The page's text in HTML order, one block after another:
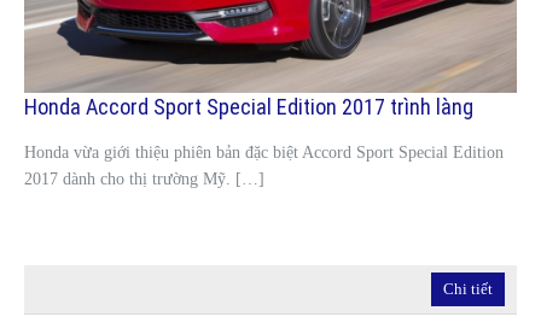
Honda Accord Sport Special Edition 2017 trình làng
Honda vừa giới thiệu phiên bản đặc biệt Accord Sport Special Edition
2017 dành cho thị trường Mỹ. […]
Chi tiết